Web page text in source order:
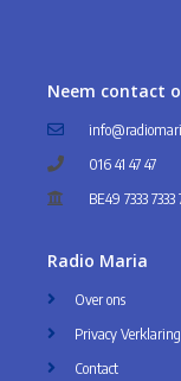
Neem contact
016 41 47 47
BE49 7333 7333
Radio Maria
Over ons
Privacy Verklaring
Contact